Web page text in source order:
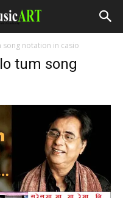
song notation in casio
tum song